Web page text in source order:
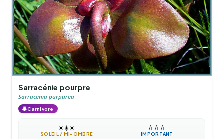
Sarracénie pourpre
Sarracenia purpurea
🪲Carnivore
☀️☀️☀️
SOLEIL / MI-OMBRE
💧 💧 💧
IMPORTANT